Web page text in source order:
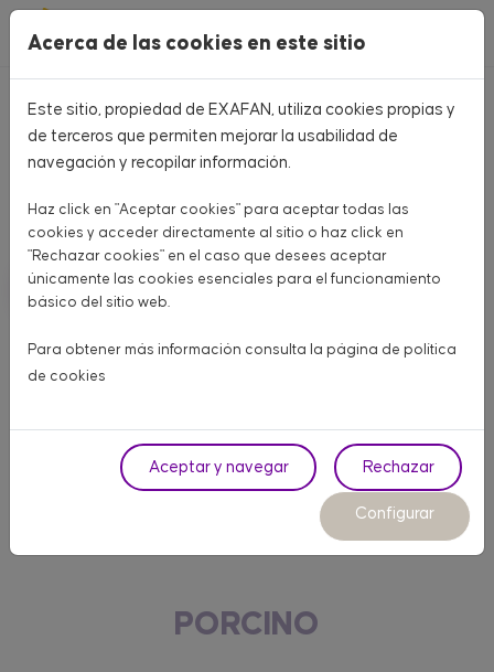
Pasar al contenido principal
Home CATÁLOGO PRODUCTOS
CATÁLOGO PRODUCTOS
Aquí encontrarás todo lo que necesitas para tu granja
AVÍCOLA PUESTA
OTROS ANIMALES
PORCINO
Acerca de las cookies en este sitio
Este sitio, propiedad de EXAFAN, utiliza cookies propias y
de terceros que permiten mejorar la usabilidad de
navegación y recopilar información.
Haz click en "Aceptar cookies" para aceptar todas las
cookies y acceder directamente al sitio o haz click en
"Rechazar cookies" en el caso que desees aceptar
únicamente las cookies esenciales para el funcionamiento
básico del sitio web.
Para obtener más información consulta la página de política
de cookies
Aceptar y navegar Rechazar
Configurar